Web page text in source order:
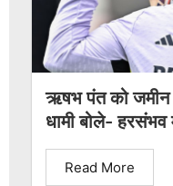
ऋषभ पंत को जमीन
धामी बोले-
Read More